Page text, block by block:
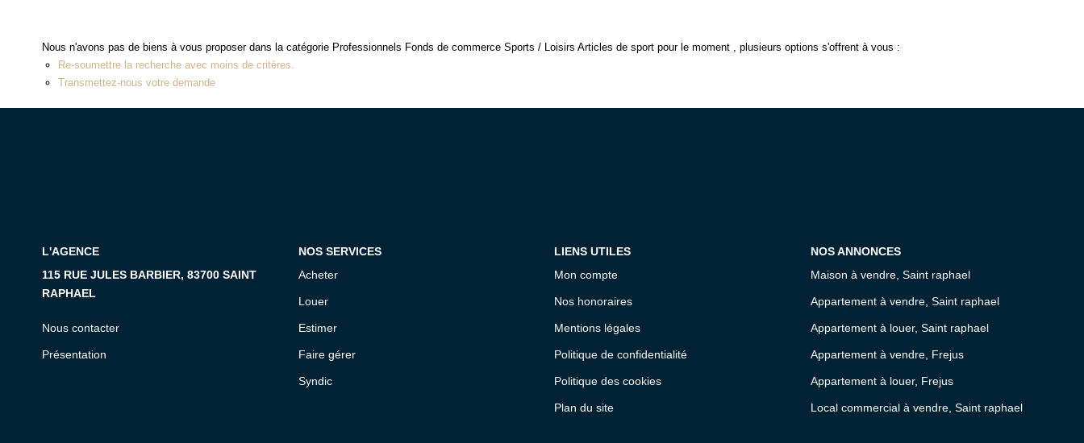
Nous n'avons pas de biens à vous proposer dans la catégorie Professionnels Fonds de commerce Sports / Loisirs Articles de sport pour le moment , plusieurs options s'offrent à vous :
Re-soumettre la recherche avec moins de critères.
Transmettez-nous votre demande
L'AGENCE
115 RUE JULES BARBIER, 83700 SAINT
RAPHAEL
Nous contacter
Présentation
NOS SERVICES
Acheter
Louer
Estimer
Faire gérer
Syndic
LIENS UTILES
Mon compte
Nos honoraires
Mentions légales
Politique de confidentialité
Politique des cookies
Plan du site
NOS ANNONCES
Maison à vendre, Saint raphael
Appartement à vendre, Saint raphael
Appartement à louer, Saint raphael
Appartement à vendre, Frejus
Appartement à louer, Frejus
Local commercial à vendre, Saint raphael